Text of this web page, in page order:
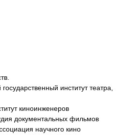
институт театра,
киноинженеров
документальных фильмов
научного кино